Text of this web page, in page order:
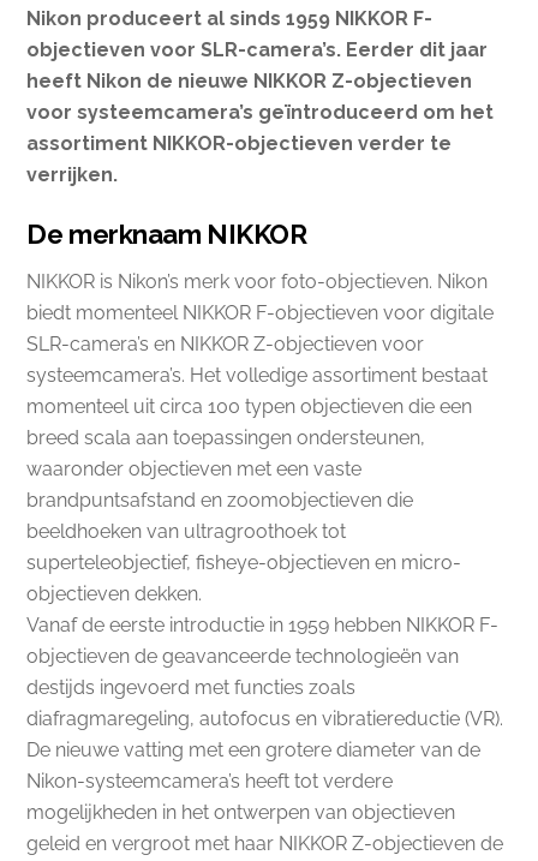
Nikon produceert al sinds 1959 NIKKOR F-
objectieven voor SLR-camera’s. Eerder dit jaar
heeft Nikon de nieuwe NIKKOR Z-objectieven
voor systeemcamera’s geïntroduceerd om het
assortiment NIKKOR-objectieven verder te
verrijken.
De merknaam NIKKOR
NIKKOR is Nikon’s merk voor foto-objectieven. Nikon
biedt momenteel NIKKOR F-objectieven voor digitale
SLR-camera’s en NIKKOR Z-objectieven voor
systeemcamera’s. Het volledige assortiment bestaat
momenteel uit circa 100 typen objectieven die een
breed scala aan toepassingen ondersteunen,
waaronder objectieven met een vaste
brandpuntsafstand en zoomobjectieven die
beeldhoeken van ultragroothoek tot
superteleobjectief, fisheye-objectieven en micro-
objectieven dekken.
Vanaf de eerste introductie in 1959 hebben NIKKOR F-
objectieven de geavanceerde technologieën van
destijds ingevoerd met functies zoals
diafragmaregeling, autofocus en vibratiereductie (VR).
De nieuwe vatting met een grotere diameter van de
Nikon-systeemcamera’s heeft tot verdere
mogelijkheden in het ontwerpen van objectieven
geleid en vergroot met haar NIKKOR Z-objectieven de